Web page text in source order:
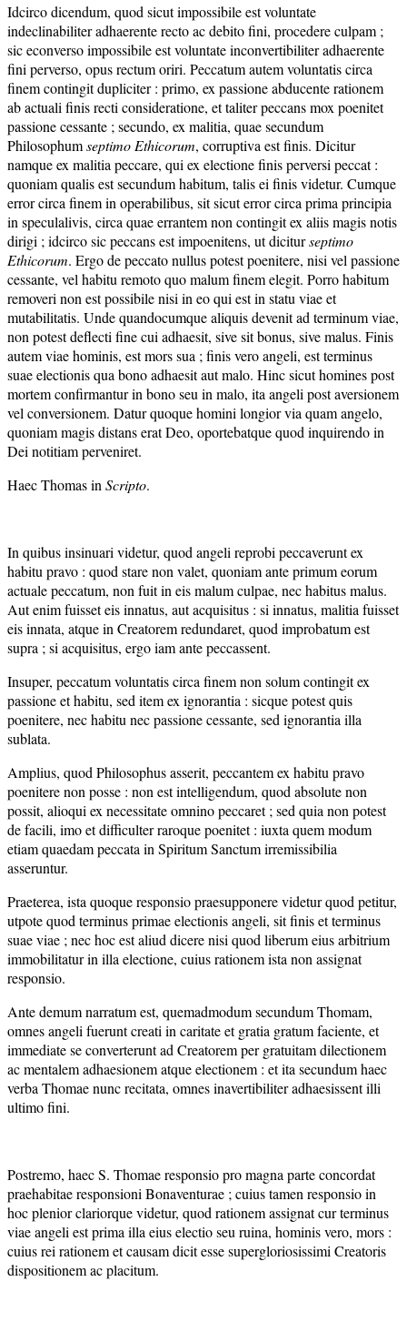
Idcirco dicendum, quod sicut impossibile est voluntate
indeclinabiliter adhaerente recto ac debito fini, procedere culpam ;
sic econverso impossibile est voluntate inconvertibiliter adhaerente
fini perverso, opus rectum oriri. Peccatum autem voluntatis circa
finem contingit dupliciter : primo, ex passione abducente rationem
ab actuali finis recti consideratione, et taliter peccans mox poenitet
passione cessante ; secundo, ex malitia, quae secundum
Philosophumseptimo Ethicorum, corruptiva est finis. Dicitur
namque ex malitia peccare, qui ex electione finis perversi peccat :
quoniam qualis est secundum habitum, talis ei finis videtur. Cumque
error circa finem in operabilibus, sit sicut error circa prima principia
in speculalivis, circa quae errantem non contingit ex aliis magis notis
dirigi ; idcirco sic peccans est impoenitens, ut diciturseptimo
Ethicorum. Ergo de peccato nullus potest poenitere, nisi vel passione
cessante, vel habitu remoto quo malum finem elegit. Porro habitum
removeri non est possibile nisi in eo qui est in statu viae et
mutabilitatis. Unde quandocumque aliquis devenit ad terminum viae,
non potest deflecti fine cui adhaesit, sive sit bonus, sive malus. Finis
autem viae hominis, est mors sua ; finis vero angeli, est terminus
suae electionis qua bono adhaesit aut malo. Hinc sicut homines post
mortem confirmantur in bono seu in malo, ita angeli post aversionem
vel conversionem. Datur quoque homini longior via quam angelo,
quoniam magis distans erat Deo, oportebatque quod inquirendo in
Dei notitiam perveniret.
Haec Thomas in Scripto.
In quibus insinuari videtur, quod angeli reprobi peccaverunt ex
habitu pravo : quod stare non valet, quoniam ante primum eorum
actuale peccatum, non fuit in eis malum culpae, nec habitus malus.
Aut enim fuisset eis innatus, aut acquisitus : si innatus, malitia fuisset
eis innata, atque in Creatorem redundaret, quod improbatum est
supra ; si acquisitus, ergo iam ante peccassent.
Insuper, peccatum voluntatis circa finem non solum contingit ex
passione et habitu, sed item ex ignorantia : sicque potest quis
poenitere, nec habitu nec passione cessante, sed ignorantia illa
sublata.
Amplius, quod Philosophus asserit, peccantem ex habitu pravo
poenitere non posse : non est intelligendum, quod absolute non
possit, alioqui ex necessitate omnino peccaret ; sed quia non potest
de facili, imo et difficulter raroque poenitet : iuxta quem modum
etiam quaedam peccata in Spiritum Sanctum irremissibilia
asseruntur.
Praeterea, ista quoque responsio praesupponere videtur quod petitur,
utpote quod terminus primae electionis angeli, sit finis et terminus
suae viae ; nec hoc est aliud dicere nisi quod liberum eius arbitrium
immobilitatur in illa electione, cuius rationem ista non assignat
responsio.
Ante demum narratum est, quemadmodum secundum Thomam,
omnes angeli fuerunt creati in caritate et gratia gratum faciente, et
immediate se converterunt ad Creatorem per gratuitam dilectionem
ac mentalem adhaesionem atque electionem : et ita secundum haec
verba Thomae nunc recitata, omnes inavertibiliter adhaesissent illi
ultimo fini.
Postremo, haec S. Thomae responsio pro magna parte concordat
praehabitae responsioni Bonaventurae ; cuius tamen responsio in
hoc plenior clariorque videtur, quod rationem assignat cur terminus
viae angeli est prima illa eius electio seu ruina, hominis vero, mors :
cuius rei rationem et causam dicit esse supergloriosissimi Creatoris
dispositionem ac placitum.